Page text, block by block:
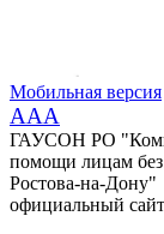
Мобильная версия
AAA
ГАУСОН РО
помощи лицам без
Ростова-на-Дону"
официальный сайт